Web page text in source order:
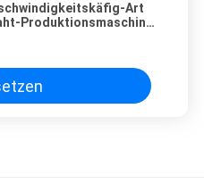
Art
Produktionsmaschine,